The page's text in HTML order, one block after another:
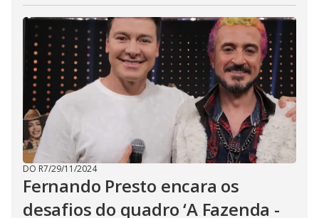
DO R7/29/11/2024
Fernando Presto encara os
desafios do quadro ‘A Fazenda -